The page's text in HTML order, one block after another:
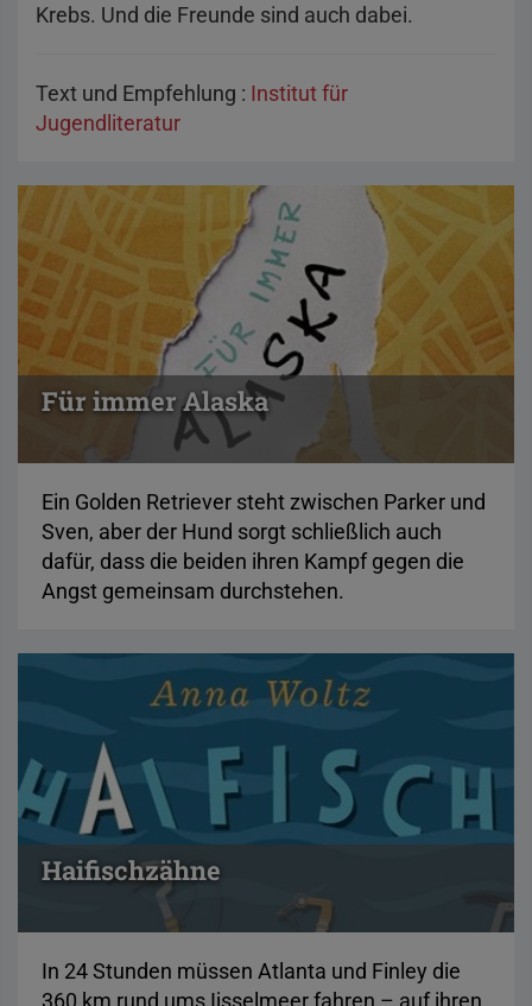
Krebs. Und die Freunde sind auch dabei.
Text und Empfehlung : Institut für
Jugendliteratur
Für immer Alaska
Ein Golden Retriever steht zwischen Parker und
Sven, aber der Hund sorgt schließlich auch
dafür, dass die beiden ihren Kampf gegen die
Angst gemeinsam durchstehen.
Haifischzähne
In 24 Stunden müssen Atlanta und Finley die
360 km rund ums Ijsselmeer fahren – auf ihren